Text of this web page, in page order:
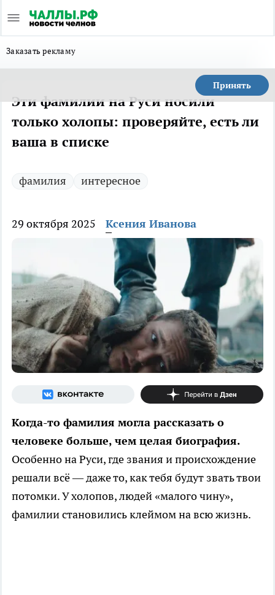
Заказать рекламу
Принять
Эти фамилии на Руси носили
только холопы: проверяйте, есть ли
ваша в списке
фамилия интересное
29 октября 2025 Ксения Иванова
Когда-то фамилия могла рассказать о
человеке больше, чем целая биография.
Особенно на Руси, где звания и происхождение
решали всё — даже то, как тебя будут звать твои
потомки. У холопов, людей «малого чину»,
фамилии становились клеймом на всю жизнь.